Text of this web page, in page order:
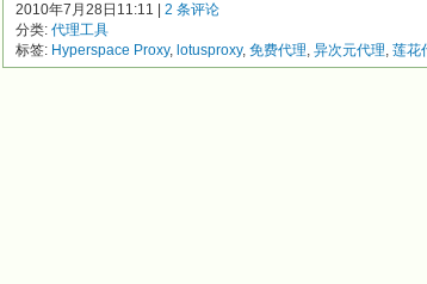
2010年7月28日11:11 | 2 条评论
分类: 代理工具
标签: Hyperspace Proxy, lotusproxy, 免费代理, 异次元代理, 莲花